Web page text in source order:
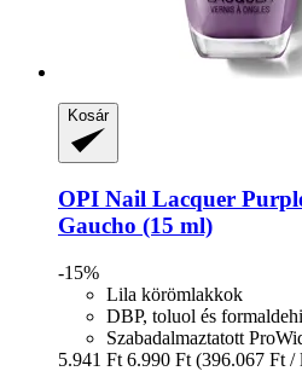
Kosár
OPI Nail Lacquer
Gaucho (15 ml)
-15%
Lila körömlakkok
DBP, toluol és
Szabadalmaztatott
5.941 Ft 6.990 Ft (396.067 Ft /